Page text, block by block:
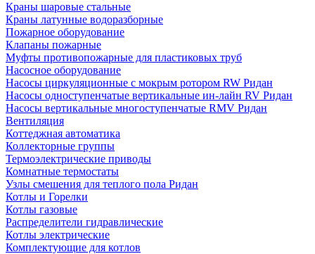
Краны шаровые стальные
Краны латунные водоразборные
Пожарное оборудование
Клапаны пожарные
Муфты противопожарные для пластиковых труб
Насосное оборудование
Насосы циркуляционные с мокрым ротором RW Ридан
Насосы одноступенчатые вертикальные ин-лайн RV Ридан
Насосы вертикальные многоступенчатые RMV Ридан
Вентиляция
Коттеджная автоматика
Коллекторные группы
Термоэлектрические приводы
Комнатные термостаты
Узлы смешения для теплого пола Ридан
Котлы и Горелки
Котлы газовые
Распределители гидравлические
Котлы электрические
Комплектующие для котлов